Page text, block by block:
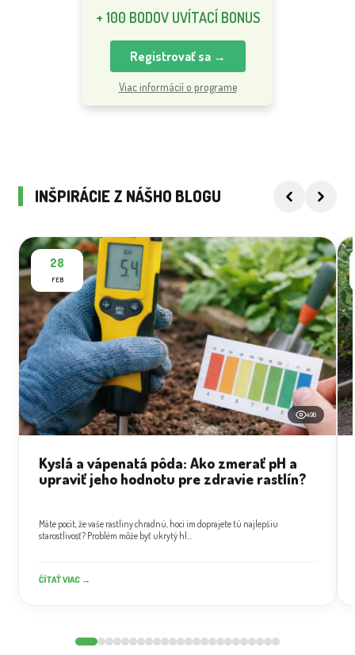
+ 100 BODOV UVÍTACÍ BONUS
Registrovať sa →
Viac informácií o programe
INŠPIRÁCIE Z NÁŠHO BLOGU
28
FEB
496
Kyslá a vápenatá pôda: Ako zmerať pH a
upraviť jeho hodnotu pre zdravie rastlín?
Máte pocit, že vaše rastliny chradnú, hoci im doprajete tú najlepšiu
starostlivosť? Problém môže byť ukrytý hl...
ČÍTAŤ VIAC →